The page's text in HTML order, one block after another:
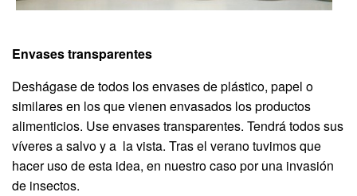
Envases transparentes
Deshágase de todos los envases de plástico, papel o
similares en los que vienen envasados los productos
alimenticios. Use envases transparentes. Tendrá todos sus
víveres a salvo y a la vista. Tras el verano tuvimos que
hacer uso de esta idea, en nuestro caso por una invasión
de insectos.